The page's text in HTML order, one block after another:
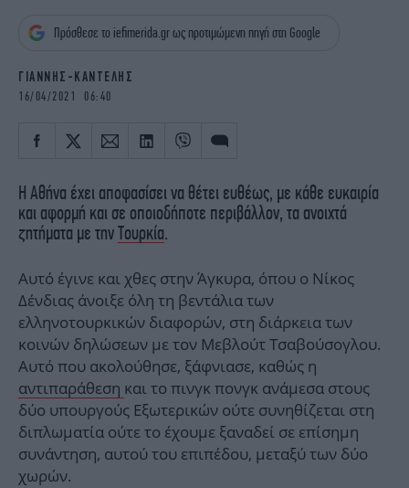
OSCARS
THE OCEAN
Πρόσθεσε το iefimerida.gr ως προτιμώμενη πηγή στη Google
ΓΙΑΝΝΗΣ-ΚΑΝΤΕΛΗΣ
16/04/2021 06:40
Η Αθήνα έχει αποφασίσει να θέτει ευθέως, με κάθε ευκαιρία
και αφορμή και σε οποιοδήποτε περιβάλλον, τα ανοιχτά
ζητήματα με τηνΤουρκία.
Αυτό έγινε και χθες στην Άγκυρα, όπου ο Νίκος
Δένδιας άνοιξε όλη τη βεντάλια των
ελληνοτουρκικών διαφορών, στη διάρκεια των
κοινών δηλώσεων με τον Μεβλούτ Τσαβούσογλου.
Αυτό που ακολούθησε, ξάφνιασε, καθώς η
αντιπαράθεση και το πινγκ πονγκ ανάμεσα στους
δύο υπουργούς Εξωτερικών ούτε συνηθίζεται στη
διπλωματία ούτε το έχουμε ξαναδεί σε επίσημη
συνάντηση, αυτού του επιπέδου, μεταξύ των δύο
χωρών.